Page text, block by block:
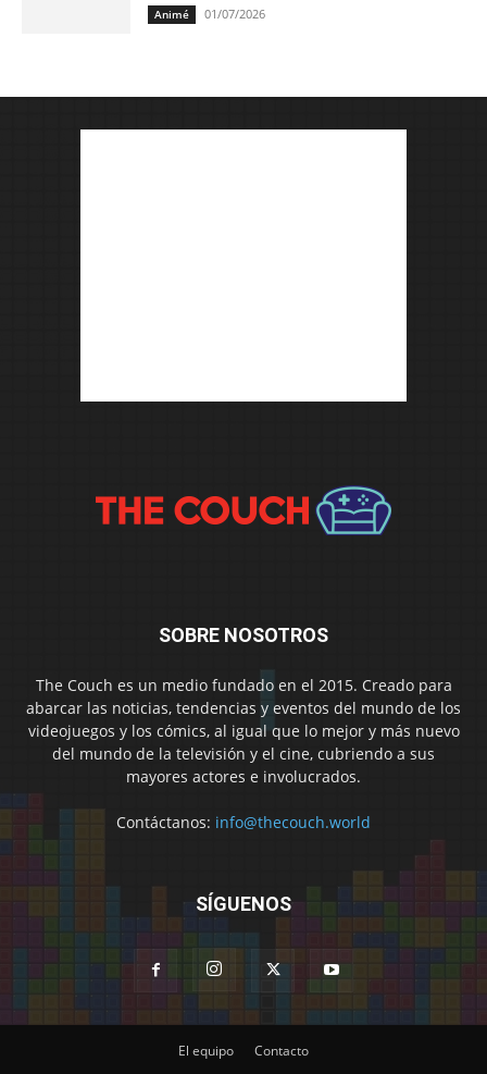
Animé 01/07/2026
SOBRE NOSOTROS
The Couch es un medio fundado en el 2015. Creado para
abarcar las noticias, tendencias y eventos del mundo de los
videojuegos y los cómics, al igual que lo mejor y más nuevo
del mundo de la televisión y el cine, cubriendo a sus
mayores actores e involucrados.
Contáctanos: info@thecouch.world
SÍGUENOS
El equipo Contacto